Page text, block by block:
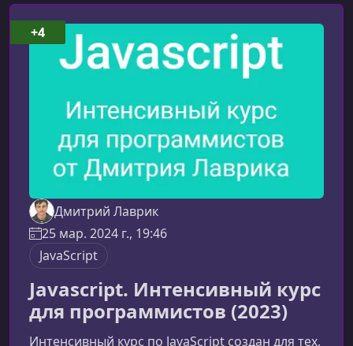
Дмитрий Лаврик
25 мар. 2024 г., 19:46
JavaScript
Javascript. Интенсивный курс
для программистов (2023)
Интенсивный курс по JavaScript создан для тех,
+4